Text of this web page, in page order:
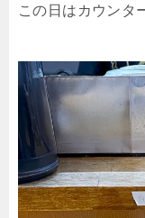
この日はカウンタ